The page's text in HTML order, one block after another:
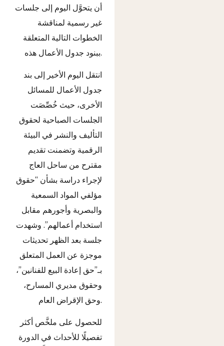
أن يتحوَّل اليوم إلى جلسات
غير رسمية لمناقشة
الخطوات التالية المتعلقة
ببنود جدول الأعمال هذه.
انتقل اليوم الأخير إلى بند
جدول الأعمال للمسائل
الأخرى، حيث خُصِّصَت
الجلسات الصباحية لحقوق
التأليف والنشر في البيئة
الرقمية وتضمنت تقديم
مقترح من ساحل العاج
لإجراء دراسة بشأن “حقوق
مؤلفي المواد السمعية
والبصرية وأجورهم مقابل
استخدام أعمالهم”. وشهدت
جلسة بعد الظهر تحديثات
موجزة عن العمل المتعلق
بـ”حق إعادة البيع للفنانين”،
وحقوق مديري المسارح،
وحق الإقراض العام.
للحصول على ملخَّص أكثر
تفصيلًا للأحداث في الدورة